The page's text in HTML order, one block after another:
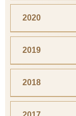
2020
2019
2018